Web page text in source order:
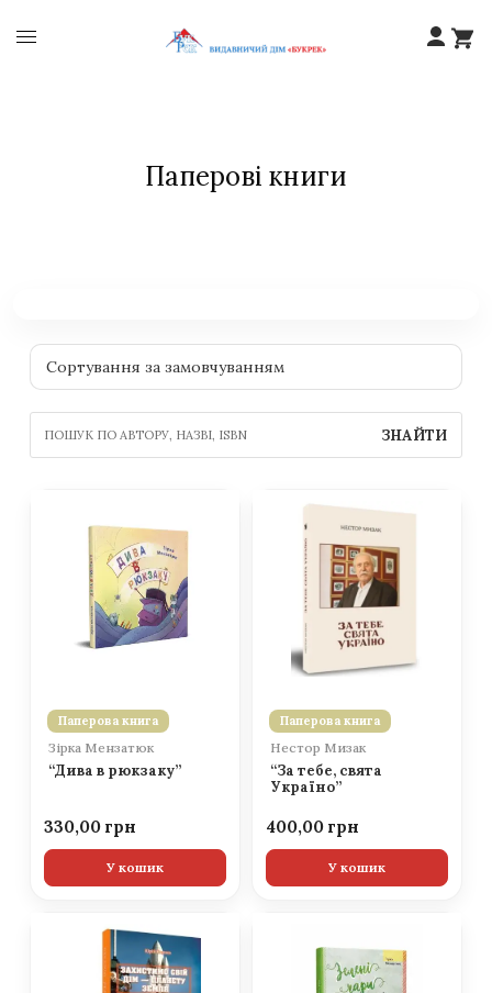
Паперові книги
ЗНАЙТИ
Паперова книга
Зірка Мензатюк
“Дива в рюкзаку”
330,00
У кошик
Паперова книга
Нестор Мизак
“За тебе, свята
Україно”
400,00
У кошик